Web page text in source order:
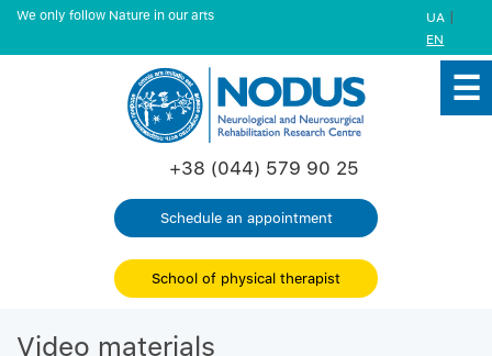
We only follow Nature in our arts UA |
EN
+38 (044) 579 90 25
Schedule an appointment
School of physical therapist
Video materials